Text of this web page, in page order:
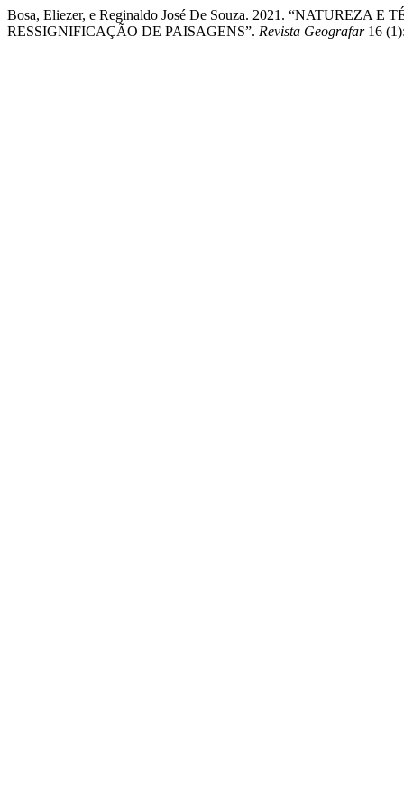
Bosa, Eliezer, e Reginaldo José De Souza. 2021. “NATUREZA
RESSIGNIFICAÇÃO DE PAISAGENS”. Revista Geografar16